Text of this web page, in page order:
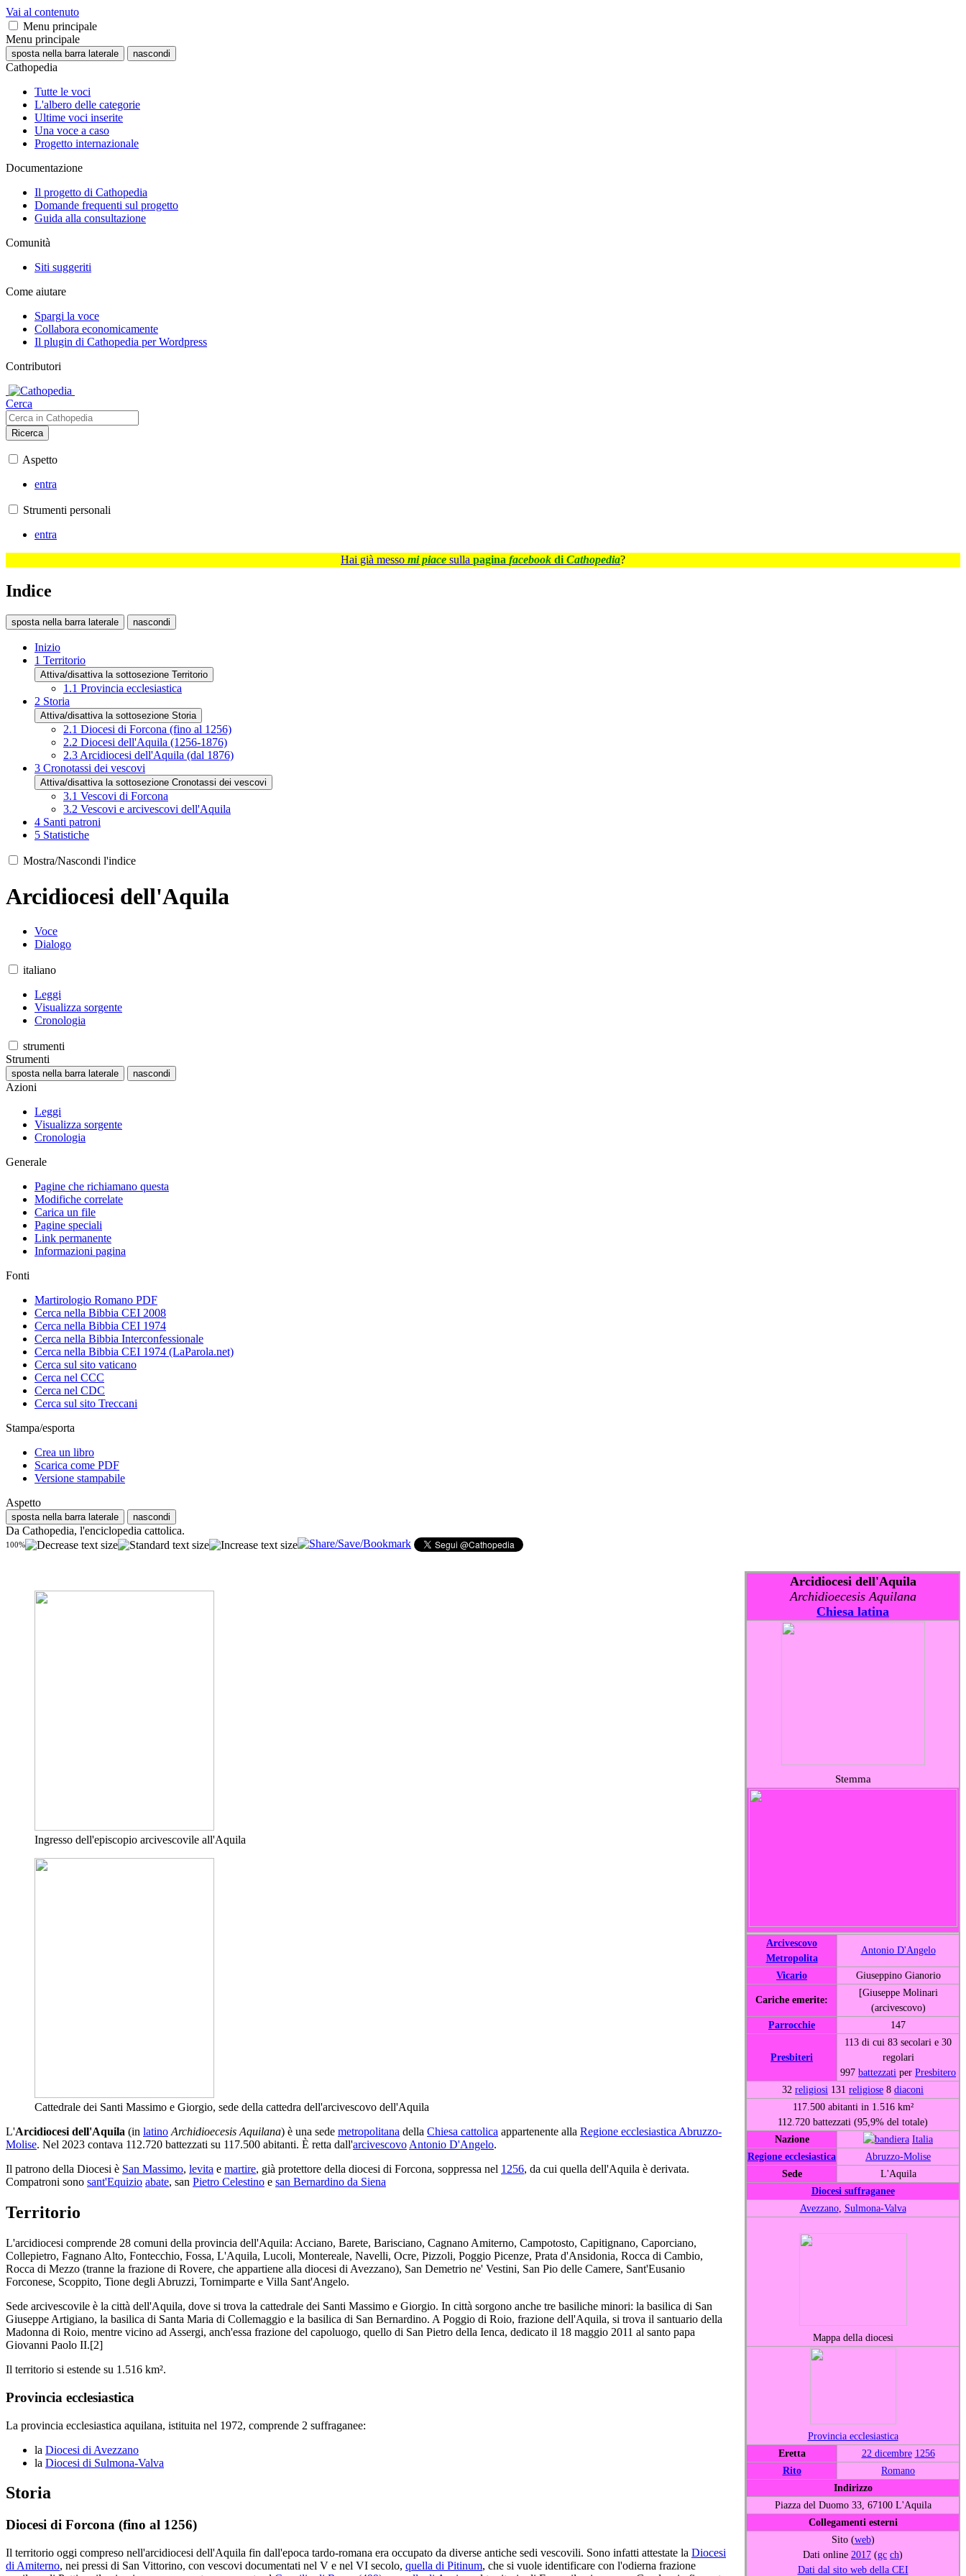
Vai al contenuto
Menu principale
Menu principale
sposta nella barra laterale nascondi
Cathopedia
Tutte le voci
L'albero delle categorie
Ultime voci inserite
Una voce a caso
Progetto internazionale
Documentazione
Il progetto di Cathopedia
Domande frequenti sul progetto
Guida alla consultazione
Comunità
Siti suggeriti
Come aiutare
Spargi la voce
Collabora economicamente
Il plugin di Cathopedia per Wordpress
Contributori
Cerca
Ricerca
Aspetto
entra
Strumenti personali
entra
Hai già messo mi piace sulla pagina facebook di Cathopedia?
Indice
sposta nella barra laterale nascondi
Inizio
1 Territorio
Attiva/disattiva la sottosezione Territorio
1.1 Provincia ecclesiastica
2 Storia
Attiva/disattiva la sottosezione Storia
2.1 Diocesi di Forcona (fino al 1256)
2.2 Diocesi dell'Aquila (1256-1876)
2.3Arcidiocesi dell'Aquila (dal 1876)
3 Cronotassi dei vescovi
Attiva/disattiva la sottosezione Cronotassi dei vescovi
3.1 Vescovi di Forcona
3.2 Vescovi e arcivescovi dell'Aquila
4 Santi patroni
5 Statistiche
Mostra/Nascondi l'indice
Arcidiocesi dell'Aquila
Voce
Dialogo
italiano
Leggi
Visualizza sorgente
Cronologia
strumenti
Strumenti
sposta nella barra laterale nascondi
Azioni
Leggi
Visualizza sorgente
Cronologia
Generale
Pagine che richiamano questa
Modifiche correlate
Carica un file
Pagine speciali
Link permanente
Informazioni pagina
Fonti
Martirologio Romano PDF
Cerca nella Bibbia CEI 2008
Cerca nella Bibbia CEI 1974
Cerca nella Bibbia Interconfessionale
Cerca nella Bibbia CEI 1974 (LaParola.net)
Cerca sul sito vaticano
Cerca nel CCC
Cerca nel CDC
Cerca sul sito Treccani
Stampa/esporta
Crea un libro
Scarica come PDF
Versione stampabile
Aspetto
sposta nella barra laterale nascondi
Da Cathopedia, l'enciclopedia cattolica.
100%
Arcidiocesi dell'Aquila
Archidioecesis Aquilana
Chiesa latina
Stemma
Arcivescovo
Metropolita
Antonio D'Angelo
Vicario Giuseppino Gianorio
Cariche emerite:
[Giuseppe Molinari
(arcivescovo)
Parrocchie
147
Presbiteri
113 di cui 83 secolari e 30
regolari
997 battezzati per Presbitero
32 religiosi 131 religiose 8 diaconi
117.500 abitanti in 1.516 km²
112.720 battezzati (95,9% del totale)
Nazione
Italia
Regione ecclesiastica
Abruzzo-Molise
Sede
L'Aquila
Diocesi suffraganee
Avezzano, Sulmona-Valva
Mappa della diocesi
Provincia ecclesiastica
Eretta
22 dicembre 1256
Rito
Romano
Indirizzo
Piazza del Duomo 33, 67100 L'Aquila
Collegamenti esterni
Sito (web)
Dati online 2017 (gc ch)
Dati dal sito web della CEI
Ingresso dell'episcopio arcivescovile all'Aquila
Cattedrale dei Santi Massimo e Giorgio, sede della cattedra dell'arcivescovo dell'Aquila
L'Arcidiocesi dell'Aquila (in latino Archidioecesis Aquilana) è una sede metropolitana della Chiesa cattolica appartenente alla Regione ecclesiastica Abruzzo-
Molise. Nel 2023 contava 112.720 battezzati su 117.500 abitanti. È retta dall'arcivescovo Antonio D'Angelo.
Il patrono della Diocesi è San Massimo, levita e martire, già protettore della diocesi di Forcona, soppressa nel 1256, da cui quella dell'Aquila è derivata.
Compatroni sono sant'Equizio abate, san Pietro Celestino e san Bernardino da Siena
Territorio
L'arcidiocesi comprende 28 comuni della provincia dell'Aquila: Acciano, Barete, Barisciano, Cagnano Amiterno, Campotosto, Capitignano, Caporciano,
Collepietro, Fagnano Alto, Fontecchio, Fossa, L'Aquila, Lucoli, Montereale, Navelli, Ocre, Pizzoli, Poggio Picenze, Prata d'Ansidonia, Rocca di Cambio,
Rocca di Mezzo (tranne la frazione di Rovere, che appartiene alla diocesi di Avezzano), San Demetrio ne' Vestini, San Pio delle Camere, Sant'Eusanio
Forconese, Scoppito, Tione degli Abruzzi, Tornimparte e Villa Sant'Angelo.
Sede arcivescovile è la città dell'Aquila, dove si trova la cattedrale dei Santi Massimo e Giorgio. In città sorgono anche tre basiliche minori: la basilica di San
Giuseppe Artigiano, la basilica di Santa Maria di Collemaggio e la basilica di San Bernardino. A Poggio di Roio, frazione dell'Aquila, si trova il santuario della
Madonna di Roio, mentre vicino ad Assergi, anch'essa frazione del capoluogo, quello di San Pietro della Ienca, dedicato il 18 maggio 2011 al santo papa
Giovanni Paolo II.[2]
Il territorio si estende su 1.516 km².
Provincia ecclesiastica
La provincia ecclesiastica aquilana, istituita nel 1972, comprende 2 suffraganee:
la Diocesi di Avezzano
la Diocesi di Sulmona-Valva
Storia
Diocesi di Forcona (fino al 1256)
Il territorio oggi compreso nell'arcidiocesi dell'Aquila fin dall'epoca tardo-romana era occupato da diverse antiche sedi vescovili. Sono infatti attestate la Diocesi
di Amiterno, nei pressi di San Vittorino, con vescovi documentati nel V e nel VI secolo, quella di Pitinum, che si vuole identificare con l'odierna frazione